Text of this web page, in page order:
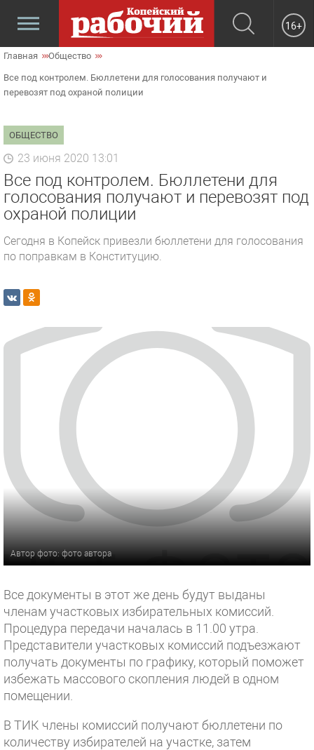
16+
Главная Общество
Все под контролем. Бюллетени для голосования получают и
перевозят под охраной полиции
ОБЩЕСТВО
23 июня 2020 13:01
Все под контролем. Бюллетени для
голосования получают и перевозят под
охраной полиции
Сегодня в Копейск привезли бюллетени для голосования
по поправкам в Конституцию.
Автор фото: фото автора
Все документы в этот же день будут выданы
членам участковых избирательных комиссий.
Процедура передачи началась в 11.00 утра.
Представители участковых комиссий подъезжают
получать документы по графику, который поможет
избежать массового скопления людей в одном
помещении.
В ТИК члены комиссий получают бюллетени по
количеству избирателей на участке, затем